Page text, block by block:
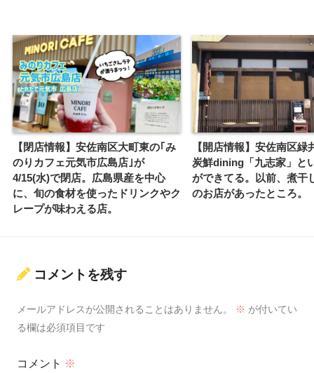
【閉店情報】安佐南区大町東の｢み
のりカフェ元気市広島店｣が
4/15(水)で閉店。広島県産を中心
に、旬の食材を使ったドリンクやク
レープが味わえる店。
【開店情報】安佐南区緑
炭鮮dining「九志家」と
ができてる。以前、煮干
のお店があったところ。
コメントを残す
メールアドレスが公開されることはありません。 ※ が付いてい
る欄は必須項目です
コメント ※